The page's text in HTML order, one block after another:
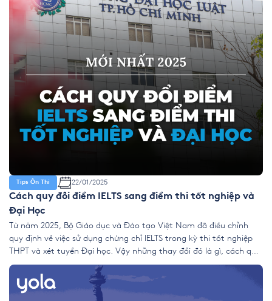
Tips Ôn Thi 22/01/2025
Cách quy đổi điểm IELTS sang điểm thi tốt nghiệp và
Đại Học
Từ năm 2025, Bộ Giáo dục và Đào tạo Việt Nam đã điều chỉnh
quy định về việc sử dụng chứng chỉ IELTS trong kỳ thi tốt nghiệp
THPT và xét tuyển Đại học. Vậy những thay đổi đó là gì, cách quy
đổi điểm IELTS sang điểm thi tốt nghiệp và Đại học mới […]